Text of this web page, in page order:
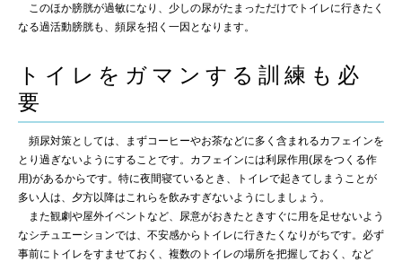
このほか膀胱が過敏になり、少しの尿がたまっただけでトイレに行きたく
なる過活動膀胱も、頻尿を招く一因となります。
トイレをガマンする訓練も必
要
頻尿対策としては、まずコーヒーやお茶などに多く含まれるカフェインを
とり過ぎないようにすることです。カフェインには利尿作用(尿をつくる作
用)があるからです。特に夜間寝ているとき、トイレで起きてしまうことが
多い人は、夕方以降はこれらを飲みすぎないようにしましょう。
また観劇や屋外イベントなど、尿意がおきたときすぐに用を足せないよう
なシチュエーションでは、不安感からトイレに行きたくなりがちです。必ず
事前にトイレをすませておく、複数のトイレの場所を把握しておく、など